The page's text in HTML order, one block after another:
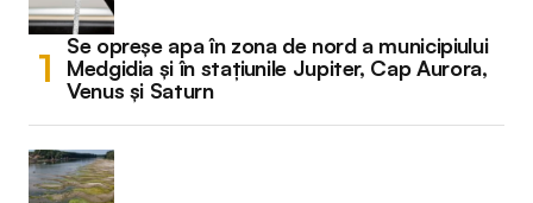
Se opreșe apa în zona de nord a municipiului
Medgidia și în stațiunile Jupiter, Cap Aurora,
Venus și Saturn